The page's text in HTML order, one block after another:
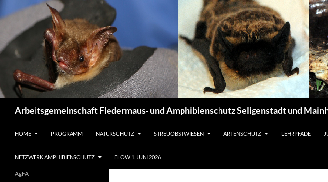
Arbeitsgemeinschaft Fledermaus- und Amphibienschutz Seligenstadt und
HOME
PROGRAMM NATURSCHUTZ STREUOBSTWIESEN ARTENSCHUTZ LEHRPFADE
NETZWERK AMPHIBIENSCHUTZ FLOW 1. JUNI 2026
AgFA